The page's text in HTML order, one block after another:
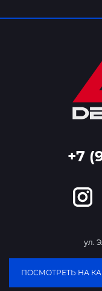
+7
ул.
ПОСМОТРЕТЬ НА